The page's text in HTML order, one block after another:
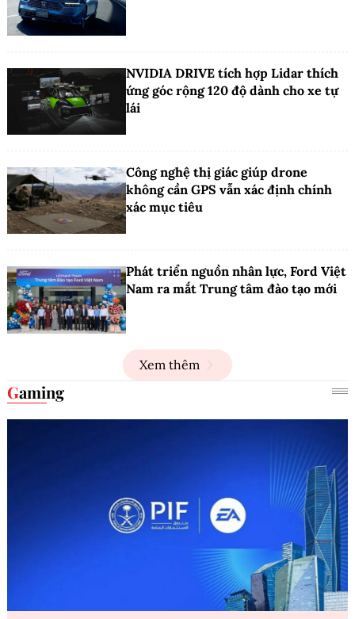
NVIDIA DRIVE tích hợp Lidar thích
ứng góc rộng 120 độ dành cho xe tự
lái
Công nghệ thị giác giúp drone
không cần GPS vẫn xác định chính
xác mục tiêu
Phát triển nguồn nhân lực, Ford Việt
Nam ra mắt Trung tâm đào tạo mới
Xem thêm
Gaming